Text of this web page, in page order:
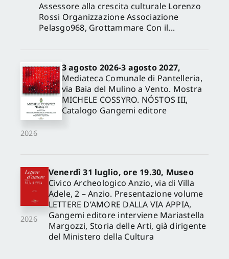
Assessore alla crescita culturale Lorenzo
Rossi Organizzazione Associazione
Pelasgo968, Grottammare Con il...
2026
3 agosto 2026-3 agosto 2027,
Mediateca Comunale di Pantelleria,
via Baia del Mulino a Vento. Mostra
MICHELE COSSYRO. NÓSTOS III,
Catalogo Gangemi editore
2026
Venerdì 31 luglio, ore 19.30, Museo
Civico Archeologico Anzio, via di Villa
Adele, 2 – Anzio. Presentazione volume
LETTERE D’AMORE DALLA VIA APPIA,
Gangemi editore interviene Mariastella
Margozzi, Storia delle Arti, già dirigente
del Ministero della Cultura